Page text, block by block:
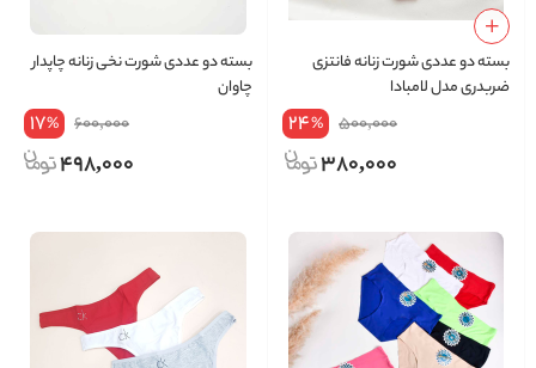
بسته دو عددی شورت زنانه فانتزی
ضربدری مدل لامبادا
500,000
24%
380,000
بسته دو عددی شورت نخی زنانه چاپدار
چاوان
600,000
17%
498,000